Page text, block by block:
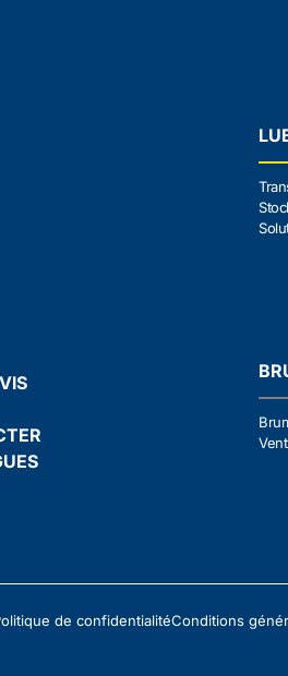
de confidentialitéConditions